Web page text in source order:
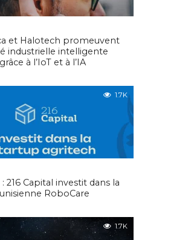
et Halotech promeuvent
industrielle intelligente
à l’IoT et à l’IA
1.7K
216 Capital investit dans la
RoboCare
1.7K